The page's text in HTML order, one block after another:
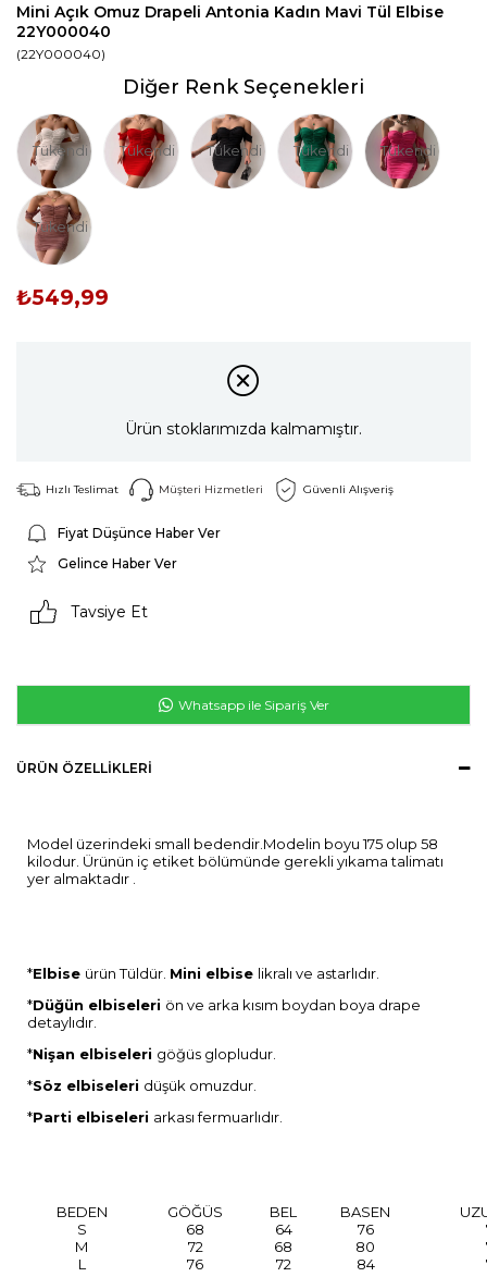
Mini Açık Omuz Drapeli Antonia Kadın Mavi Tül Elbise
22Y000040
(22Y000040)
Diğer Renk Seçenekleri
Tükendi Tükendi Tükendi Tükendi Tükendi
Tükendi
₺549,99
Ürün stoklarımızda kalmamıştır.
Hızlı Teslimat Müşteri Hizmetleri Güvenli Alışveriş
Fiyat Düşünce Haber Ver
Gelince Haber Ver
Tavsiye Et
Whatsapp ile Sipariş Ver
ÜRÜN ÖZELLIKLERI
Model üzerindeki small bedendir.Modelin boyu 175 olup 58
kilodur. Ürünün iç etiket bölümünde gerekli yıkama talimatı
yer almaktadır .
*Elbise ürün Tüldür. Mini elbise likralı ve astarlıdır.
*Düğün elbiseleri ön ve arka kısım boydan boya drape
detaylıdır.
*Nişan elbiseleri göğüs glopludur.
*Söz elbiseleri düşük omuzdur.
*Parti elbiseleri arkası fermuarlıdır.
BEDEN GÖĞÜS BEL BASEN
S
68 64 76
M
72 68 80
L
76 72 84